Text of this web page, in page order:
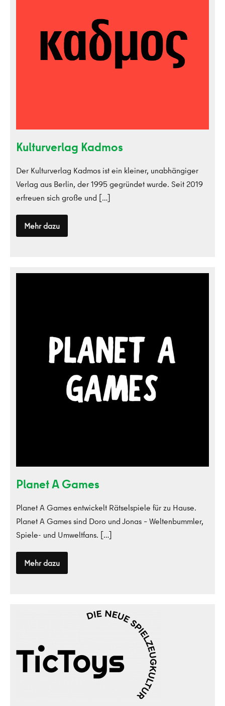
Kulturverlag Kadmos
Der Kulturverlag Kadmos ist ein kleiner, unabhängiger
Verlag aus Berlin, der 1995 gegründet wurde. Seit 2019
erfreuen sich große und […]
Mehr dazuKulturverlag
Kadmos
Planet A Games
Planet A Games entwickelt Rätselspiele für zu Hause.
Planet A Games sind Doro und Jonas – Weltenbummler,
Spiele- und Umweltfans. […]
Mehr dazu
Planet
A